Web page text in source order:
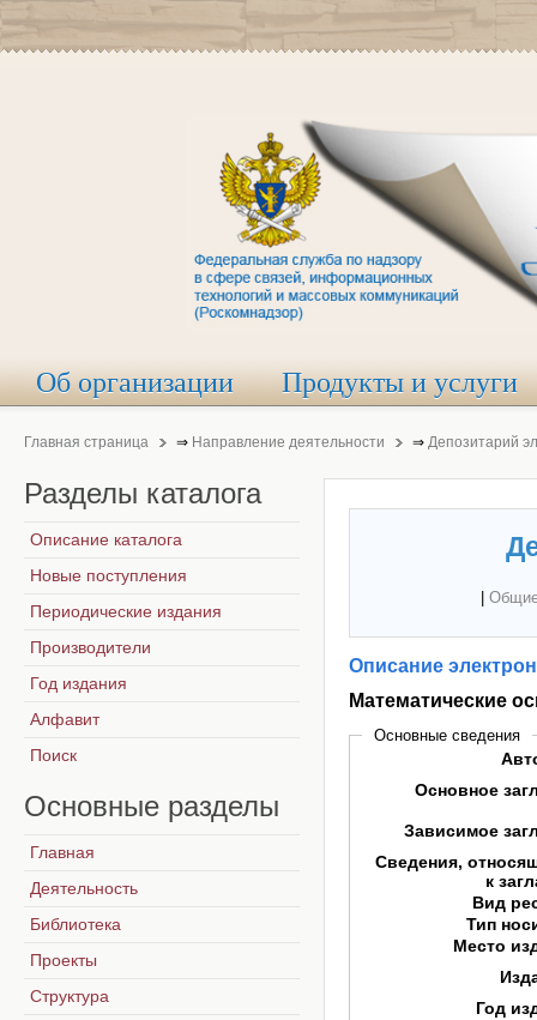
Об организации Продукты и услуги
Главная страница ⇒ Направление деятельности ⇒ Депозитарий
Описание
Математические
Основные сведения
Основное
Зависимое
Сведения,
к
Вид
Тип
Место
Год
Разделы каталога
Описание каталога
Новые поступления
Периодические издания
Производители
Год издания
Алфавит
Поиск
Основные разделы
Главная
Деятельность
Библиотека
Проекты
Структура